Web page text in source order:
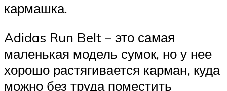
кармашка.
Adidas Run Belt – это самая
маленькая модель сумок, но у нее
хорошо растягивается карман, куда
можно без труда поместить